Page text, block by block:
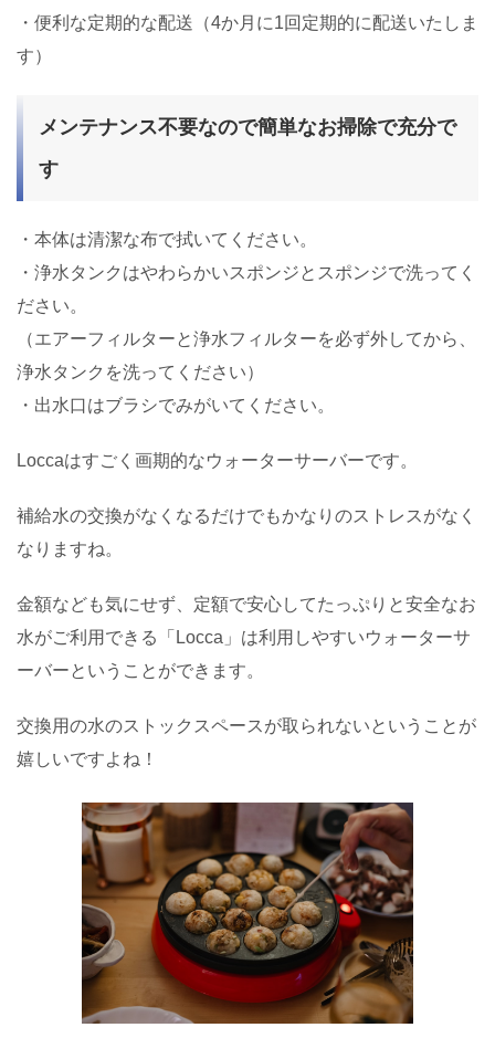
・便利な定期的な配送（4か月に1回定期的に配送いたしま
す）
メンテナンス不要なので簡単なお掃除で充分で
す
・本体は清潔な布で拭いてください。
・浄水タンクはやわらかいスポンジとスポンジで洗ってく
ださい。
（エアーフィルターと浄水フィルターを必ず外してから、
浄水タンクを洗ってください）
・出水口はブラシでみがいてください。
Loccaはすごく画期的なウォーターサーバーです。
補給水の交換がなくなるだけでもかなりのストレスがなく
なりますね。
金額なども気にせず、定額で安心してたっぷりと安全なお
水がご利用できる「Locca」は利用しやすいウォーターサ
ーバーということができます。
交換用の水のストックスペースが取られないということが
嬉しいですよね！